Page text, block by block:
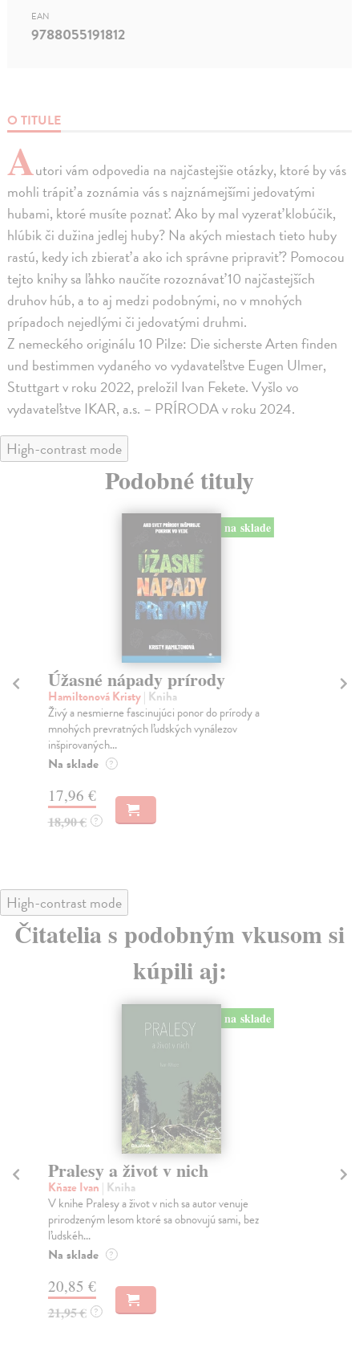
O TITULE
Autori vám odpovedia na najčastejšie otázky, ktoré by vás
mohli trápiť a zoznámia vás s najznámejšími jedovatými
hubami, ktoré musíte poznať. Ako by mal vyzerať klobúčik,
hlúbik či dužina jedlej huby? Na akých miestach tieto huby
rastú, kedy ich zbierať a ako ich správne pripraviť? Pomocou
tejto knihy sa ľahko naučíte rozoznávať 10 najčastejších
druhov húb, a to aj medzi podobnými, no v mnohých
prípadoch nejedlými či jedovatými druhmi.
Z nemeckého originálu 10 Pilze: Die sicherste Arten finden
und bestimmen vydaného vo vydavateľstve Eugen Ulmer,
Stuttgart v roku 2022, preložil Ivan Fekete. Vyšlo vo
vydavateľstve IKAR, a.s. – PRÍRODA v roku 2024.
EAN
9788055191812
High-contrast mode
Podobné tituly
na sklade
Úžasné nápady prírody
Hamiltonová Kristy| Kniha
Živý a nesmierne fascinujúci ponor do prírody a
mnohých prevratných ľudských vynálezov
inšpirovaných...
Na sklade ?
17,96 €
18,90 € ?
High-contrast mode
Čitatelia s podobným vkusom si
kúpili aj:
na sklade
Pralesy a život v nich
Kňaze Ivan | Kniha
V knihe Pralesy a život v nich sa autor venuje
prirodzeným lesom ktoré sa obnovujú sami, bez
ľudskéh...
Na sklade ?
20,85 €
21,95 € ?
v